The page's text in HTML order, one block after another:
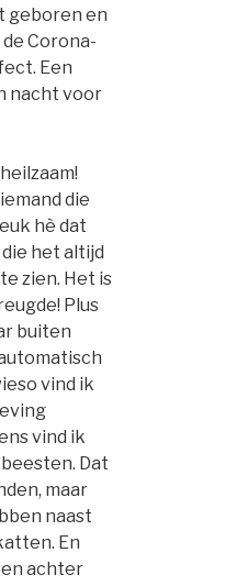
geboren en
Corona-
Een
nacht voor
die
hè dat
die het altijd
zien. Het is
Plus
buiten
vind ik
vind ik
Dat
maar
naast
En
achter